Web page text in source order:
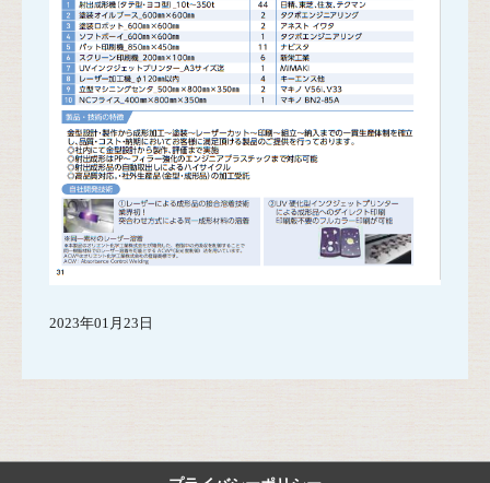
2023年01月23日